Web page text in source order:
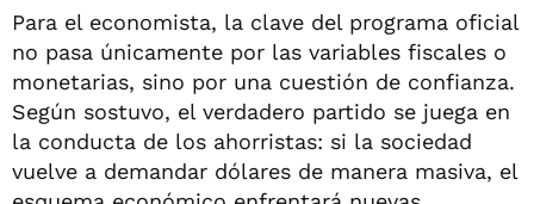
Para el economista, la clave del programa oficial
no pasa únicamente por las variables fiscales o
monetarias, sino por una cuestión de confianza.
Según sostuvo, el verdadero partido se juega en
la conducta de los ahorristas: si la sociedad
vuelve a demandar dólares de manera masiva, el